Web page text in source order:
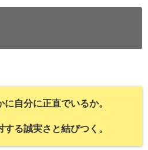
に自分に正直でいるか。
する誠実さと結びつく。